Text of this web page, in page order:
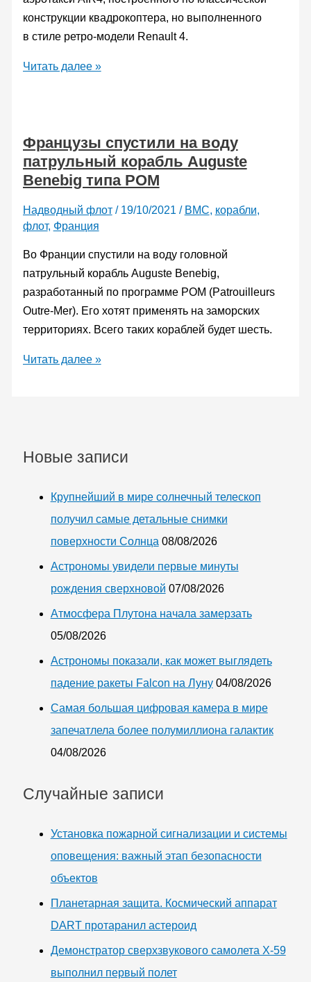
конструкции квадрокоптера, но выполненного
в стиле ретро-модели Renault 4.
Renault
AIR4
Читать далее »
Французы спустили на воду
патрульный корабль Auguste
Benebig типа POM
Надводный флот/ 19/10/2021 / ВМС, корабли,
флот, Франция
Во Франции спустили на воду головной
патрульный корабль Auguste Benebig,
разработанный по программе POM (Рatrouilleurs
Оutre-Мer). Его хотят применять на заморских
территориях. Всего таких кораблей будет шесть.
Французы
корабль
Benebig
Читать далее »
Новые записи
Крупнейший в мире солнечный телескоп
получил самые детальные снимки
поверхности Солнца 08/08/2026
Астрономы увидели первые минуты
рождения сверхновой 07/08/2026
Атмосфера Плутона начала замерзать
05/08/2026
Астрономы показали, как может выглядеть
падение ракеты Falcon на Луну 04/08/2026
Самая большая цифровая камера в мире
запечатлела более полумиллиона галактик
04/08/2026
Случайные записи
Установка пожарной сигнализации и системы
оповещения: важный этап безопасности
объектов
Планетарная защита. Космический аппарат
DART протаранил астероид
Демонстратор сверхзвукового самолета X-59
выполнил первый полет